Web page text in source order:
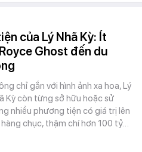
của Lý Nhã Kỳ: Ít
Ghost đến du
chỉ gắn với hình ảnh xa hoa, Lý
Kỳ còn từng sở hữu hoặc sử
nhiều phương tiện có giá trị lên
chục, thậm chí hơn 100 tỷ…